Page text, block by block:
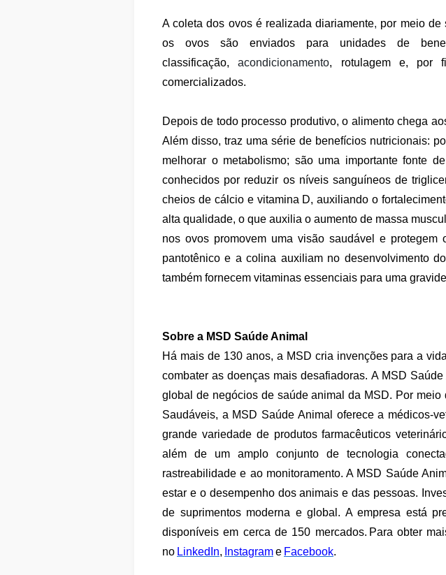
A coleta dos ovos é realizada diariamente, por meio de
os ovos são enviados para unidades de
classificação,acondicionamento, rotulagem e, por
comercializados.
Depois de todo processo produtivo, o alimento chega
Além disso, traz uma série de benefícios nutricionais:
melhorar o metabolismo; são uma importante fonte
conhecidos por reduzir os níveis sanguíneos de
cheios de cálcio e vitamina D, auxiliando o
alta qualidade, o que auxilia o aumento de massa
nos ovos promovem uma visão saudável e
pantotênico e a colina auxiliam no desenvolvimento
também fornecem vitaminas essenciais para uma
Sobre a MSD Saúde Animal
Há mais de 130 anos, a MSD cria invenções para a
combater as doenças mais desafiadoras. A MSD
global de negócios de saúde animal da MSD. Por
Saudáveis, a MSD Saúde Animal oferece a médicos-
grande variedade de produtos farmacêuticos
além de um amplo conjunto de tecnologia
rastreabilidade e ao monitoramento. A MSD Saúde
estar e o desempenho dos animais e das pessoas.
de suprimentos moderna e global. A empresa está
disponíveis em cerca de 150 mercados. Para obter
no LinkedIn, Instagrame Facebook.